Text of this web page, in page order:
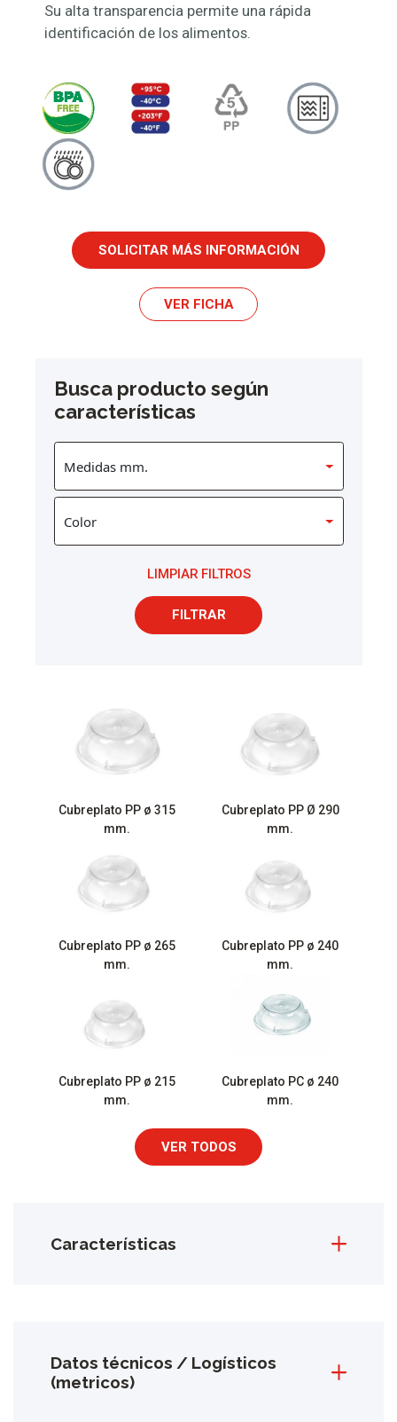
Su alta transparencia permite una rápida
identificación de los alimentos.
SOLICITAR MÁS INFORMACIÓN
VER FICHA
Busca producto según
características
LIMPIAR FILTROS
FILTRAR
Cubreplato PP ø 315
mm.
Cubreplato PP Ø 290
mm.
Cubreplato PP ø 265
mm.
Cubreplato PP ø 240
mm.
Cubreplato PP ø 215
mm.
Cubreplato PC ø 240
mm.
VER TODOS
Características
Datos técnicos / Logísticos
(metricos)